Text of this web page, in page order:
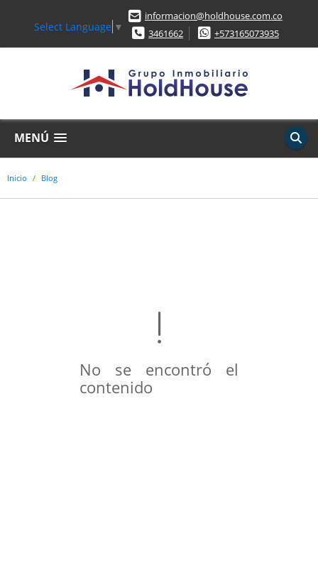
Select Language ▼
informacion@holdhouse.com.co
3461662
+573165073935
MENÚ
Inicio Blog
No se encontró el
contenido